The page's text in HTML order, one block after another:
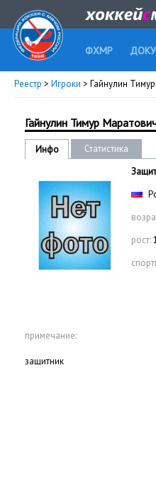
ФХМР
Реестр > Игроки > Гайнулин Тимур
Гайнулин Тимур
Инфо
Статистика
рост:
примечание:
защитник